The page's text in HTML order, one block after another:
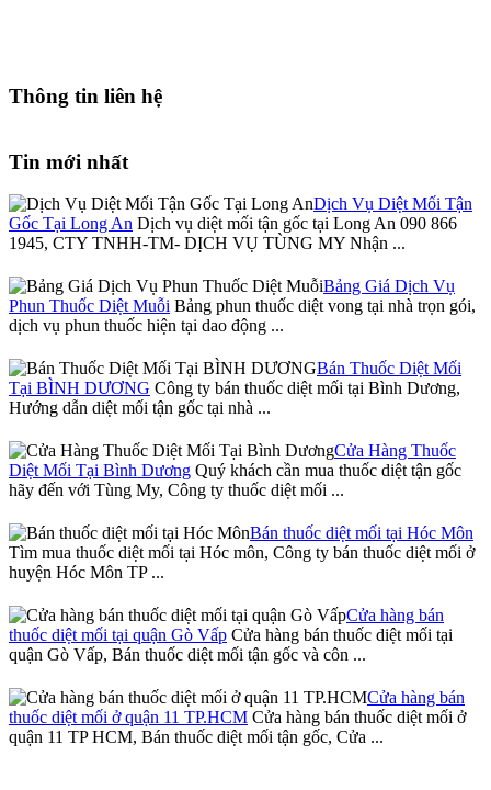
Thông tin liên hệ
Tin mới nhất
Dịch Vụ Diệt Mối Tận
Gốc Tại Long An Dịch vụ diệt mối tận gốc tại Long An 090 866
1945, CTY TNHH-TM- DỊCH VỤ TÙNG MY Nhận ...
Bảng Giá Dịch Vụ
Phun Thuốc Diệt Muỗi Bảng phun thuốc diệt vong tại nhà trọn gói,
dịch vụ phun thuốc hiện tại dao động ...
Bán Thuốc Diệt Mối
Tại BÌNH DƯƠNG Công ty bán thuốc diệt mối tại Bình Dương,
Hướng dẫn diệt mối tận gốc tại nhà ...
Cửa Hàng Thuốc
Diệt Mối Tại Bình Dương Quý khách cần mua thuốc diệt tận gốc
hãy đến với Tùng My, Công ty thuốc diệt mối ...
Bán thuốc diệt mối tại Hóc Môn
Tìm mua thuốc diệt mối tại Hóc môn, Công ty bán thuốc diệt mối ở
huyện Hóc Môn TP ...
Cửa hàng bán
thuốc diệt mối tại quận Gò Vấp Cửa hàng bán thuốc diệt mối tại
quận Gò Vấp, Bán thuốc diệt mối tận gốc và côn ...
Cửa hàng bán
thuốc diệt mối ở quận 11 TP.HCM Cửa hàng bán thuốc diệt mối ở
quận 11 TP HCM, Bán thuốc diệt mối tận gốc, Cửa ...